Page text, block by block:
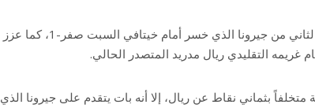
وانتزع النادي الكاتالوني المركز الثاني من جيرونا الذي خسر أمام خيتافي السبت صفر-1، كما عزز
غريمه التقليدي ريال مدريد المتصدر الحالي.
رصيد برشلونة 64 نقطة متخلفاً بثماني نقاط عن ريال، إلا أنه بات يتقدم على جيرونا الذي